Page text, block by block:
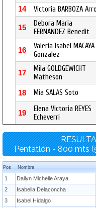
14 Victoria BARBOZA
15
Debora Maria
FERNANDEZ Benedit
16
Valeria Isabel MACAYA
Gonzalez
17
Mila GOLDGEWICHT
Matheson
18 Mia SALAS Soto
19
Elena Victoria REYES
Echeverri
Pentatlón - 800 mts
Pos Nombre
1 Dailyn Michelle Araya
2 Isabella Delaconcha
3 Isabel Hidalgo